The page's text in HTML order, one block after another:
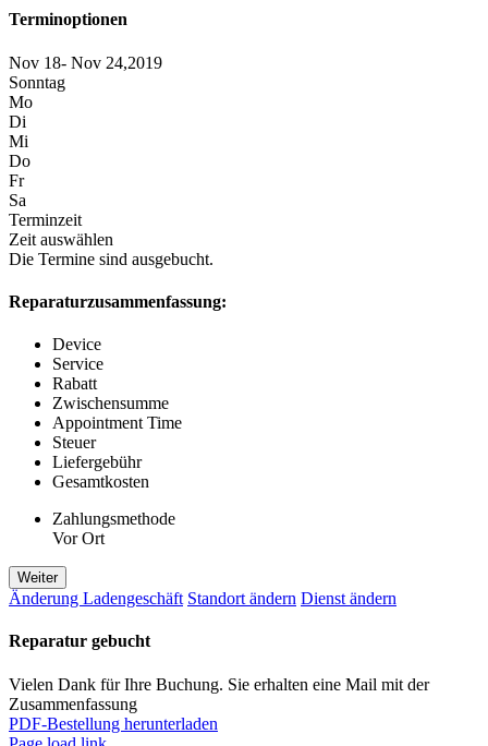
Terminoptionen
Nov 18- Nov 24,2019
Sonntag
Mo
Di
Mi
Do
Fr
Sa
Terminzeit
Zeit auswählen
Die Termine sind ausgebucht.
Reparaturzusammenfassung:
Device
Service
Rabatt
Zwischensumme
Appointment Time
Steuer
Liefergebühr
Gesamtkosten
Zahlungsmethode
Vor Ort
Weiter
Änderung Ladengeschäft Standort ändern Dienst ändern
Reparatur gebucht
Vielen Dank für Ihre Buchung. Sie erhalten eine Mail mit der
Zusammenfassung
PDF-Bestellung herunterladen